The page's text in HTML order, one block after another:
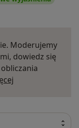
Moderujemy
dowiedz się